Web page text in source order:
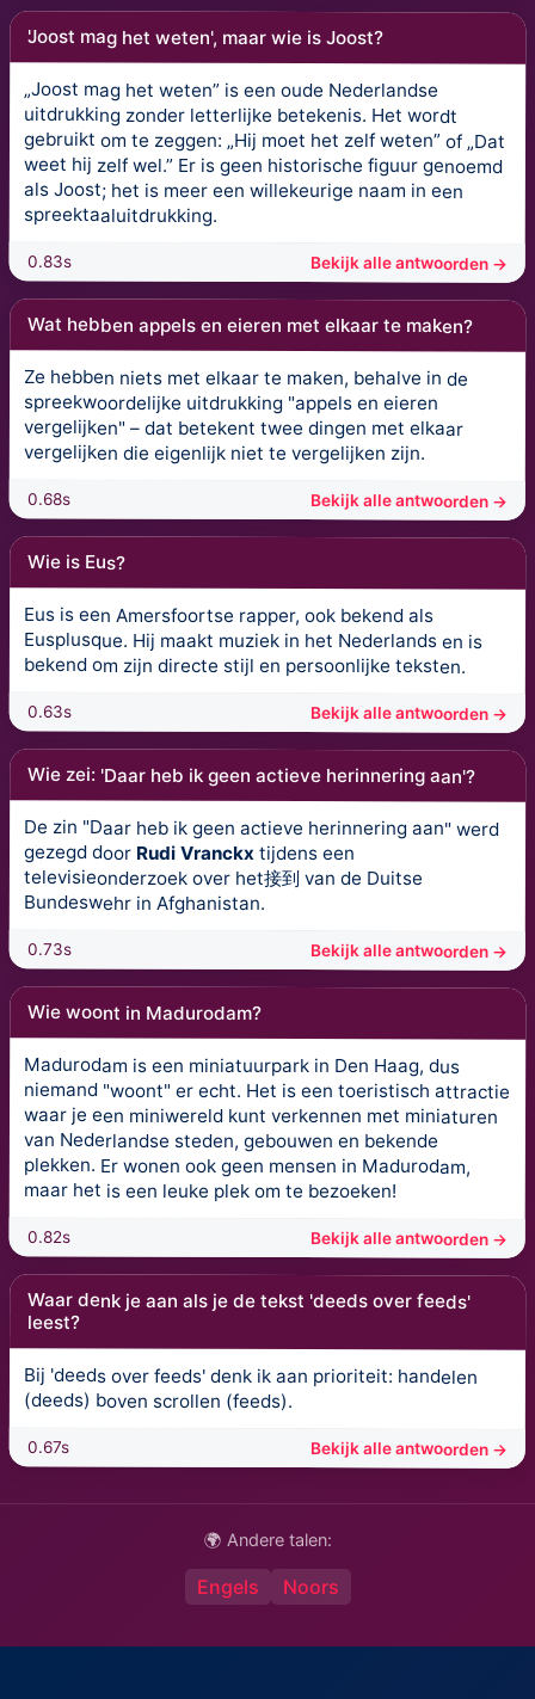
'Joost mag het weten', maar wie is Joost?
„Joost mag het weten” is een oude Nederlandse
uitdrukking zonder letterlijke betekenis. Het wordt
gebruikt om te zeggen: „Hij moet het zelf weten” of „Dat
weet hij zelf wel.” Er is geen historische figuur genoemd
als Joost; het is meer een willekeurige naam in een
spreektaaluitdrukking.
0.83s Bekijk alle antwoorden →
Wat hebben appels en eieren met elkaar te maken?
Ze hebben niets met elkaar te maken, behalve in de
spreekwoordelijke uitdrukking "appels en eieren
vergelijken" – dat betekent twee dingen met elkaar
vergelijken die eigenlijk niet te vergelijken zijn.
0.68s Bekijk alle antwoorden →
Wie is Eus?
Eus is een Amersfoortse rapper, ook bekend als
Eusplusque. Hij maakt muziek in het Nederlands en is
bekend om zijn directe stijl en persoonlijke teksten.
0.63s Bekijk alle antwoorden →
Wie zei: 'Daar heb ik geen actieve herinnering aan'?
De zin "Daar heb ik geen actieve herinnering aan" werd
gezegd door Rudi Vranckx tijdens een
televisieonderzoek over het接到 van de Duitse
Bundeswehr in Afghanistan.
0.73s Bekijk alle antwoorden →
Wie woont in Madurodam?
Madurodam is een miniatuurpark in Den Haag, dus
niemand "woont" er echt. Het is een toeristisch attractie
waar je een miniwereld kunt verkennen met miniaturen
van Nederlandse steden, gebouwen en bekende
plekken. Er wonen ook geen mensen in Madurodam,
maar het is een leuke plek om te bezoeken!
0.82s Bekijk alle antwoorden →
Waar denk je aan als je de tekst 'deeds over feeds'
leest?
Bij 'deeds over feeds' denk ik aan prioriteit: handelen
(deeds) boven scrollen (feeds).
0.67s Bekijk alle antwoorden →
🌍 Andere talen:
Engels Noors